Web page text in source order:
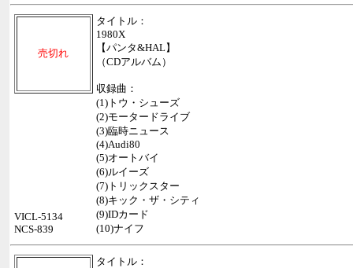
売切れ
タイトル：
1980X
【パンタ&HAL】
（CDアルバム）
収録曲：
(1)トウ・シューズ
(2)モータードライブ
(3)臨時ニュース
(4)Audi80
(5)オートバイ
(6)ルイーズ
(7)トリックスター
(8)キック・ザ・シティ
(9)IDカード
(10)ナイフ
VICL-5134
NCS-839
タイトル：